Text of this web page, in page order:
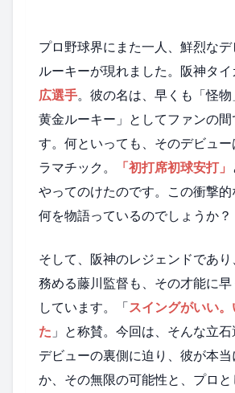
プロ野球界にまた一人、鮮烈な
ルーキーが現れました。阪神タ
広選手。彼の名は、早くも「怪
黄金ルーキー」としてファンの間
す。何といっても、そのデビュ
ラマチック。
「初打席初球安打」
やってのけたのです。この衝撃
何を物語っているのでしょうか？
そして、阪神のレジェンドであ
務める藤川監督も、その才能に
しています。「スイングがいい
た 」と称賛。今回は、そんな立
デビューの裏側に迫り、彼が本当
か、その無限の可能性と、プロ